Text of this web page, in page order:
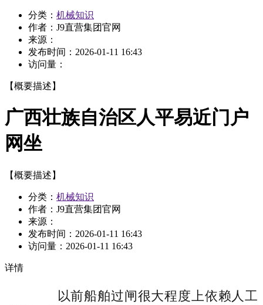
分类： 机械知识
作者：J9直营集团官网
来源：
发布时间： 2026-01-11 16:43
访问量：
【概要描述】
广西壮族自治区人平易近门户
网坐
【概要描述】
分类： 机械知识
作者：J9直营集团官网
来源：
发布时间： 2026-01-11 16:43
访问量： 2026-01-11 16:43
详情
以前船舶过闸很大程度上依赖人工